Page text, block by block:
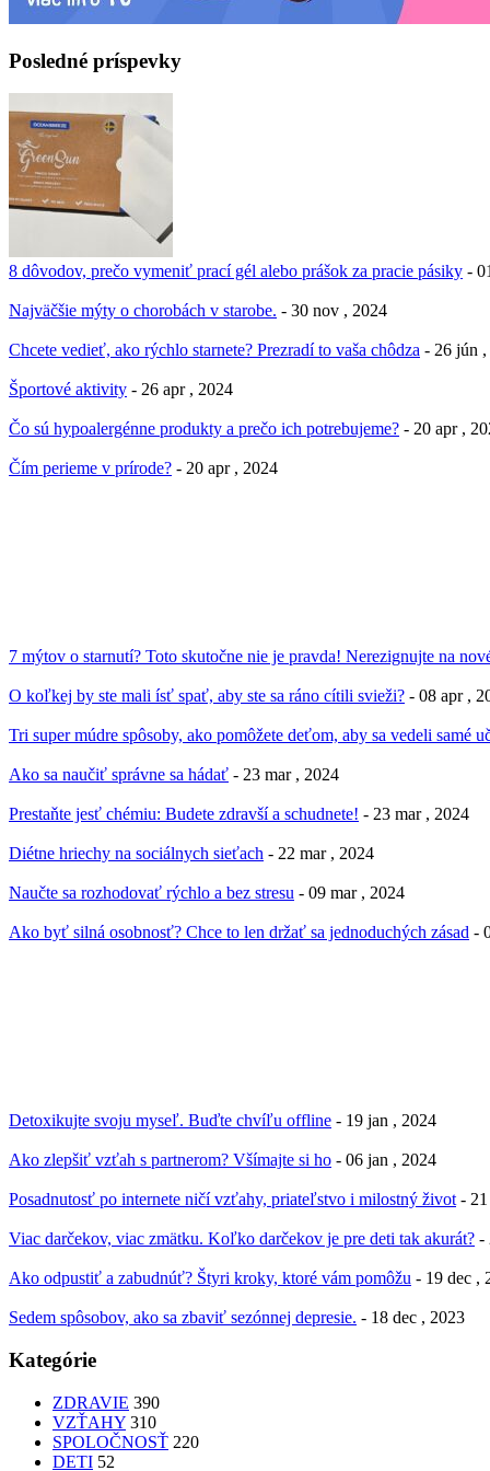
Posledné príspevky
8 dôvodov, prečo vymeniť prací gél alebo prášok za pracie pásiky -
Najväčšie mýty o chorobách v starobe. - 30 nov , 2024
Chcete vedieť, ako rýchlo starnete? Prezradí to vaša chôdza - 26 jún ,
Športové aktivity - 26 apr , 2024
Čo sú hypoalergénne produkty a prečo ich potrebujeme? - 20 apr ,
Čím perieme v prírode? - 20 apr , 2024
7 mýtov o starnutí? Toto skutočne nie je pravda! Nerezignujte na
O koľkej by ste mali ísť spať, aby ste sa ráno cítili svieži? - 08 apr ,
Tri super múdre spôsoby, ako pomôžete deťom, aby sa vedeli samé
Ako sa naučiť správne sa hádať - 23 mar , 2024
Prestaňte jesť chémiu: Budete zdravší a schudnete! - 23 mar , 2024
Diétne hriechy na sociálnych sieťach - 22 mar , 2024
Naučte sa rozhodovať rýchlo a bez stresu - 09 mar , 2024
Ako byť silná osobnosť? Chce to len držať sa jednoduchých zásad -
Detoxikujte svoju myseľ. Buďte chvíľu offline - 19 jan , 2024
Ako zlepšiť vzťah s partnerom? Všímajte si ho - 06 jan , 2024
Posadnutosť po internete ničí vzťahy, priateľstvo i milostný život -
Viac darčekov, viac zmätku. Koľko darčekov je pre deti tak akurát? -
Ako odpustiť a zabudnúť? Štyri kroky, ktoré vám pomôžu - 19 dec ,
Sedem spôsobov, ako sa zbaviť sezónnej depresie. - 18 dec , 2023
Kategórie
ZDRAVIE 390
VZŤAHY 310
SPOLOČNOSŤ 220
DETI 52